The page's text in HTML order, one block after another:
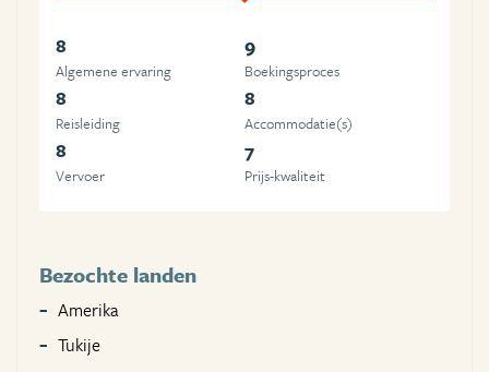
8
Algemene ervaring
9
Boekingsproces
8
Reisleiding
8
Accommodatie(s)
8
Vervoer
7
Prijs-kwaliteit
Bezochte landen
Amerika
Tukije